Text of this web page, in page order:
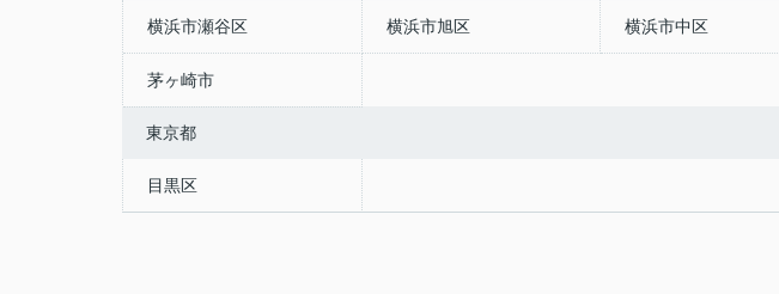
横浜市瀬谷区 横浜市旭区 横浜市中区
茅ヶ崎市
東京都
目黒区